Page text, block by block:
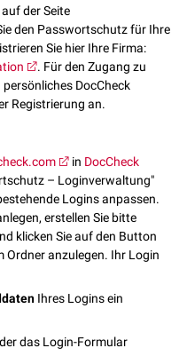
auf der Seite
den Passwortschutz für Ihre
Sie hier Ihre Firma:
. Für den Zugang zu
DocCheck
Registrierung an.
in DocCheck
– Loginverwaltung"
Logins anpassen.
erstellen Sie bitte
klicken Sie auf den Button
Ordner anzulegen. Ihr Login
Ihres Logins ein
das Login-Formular